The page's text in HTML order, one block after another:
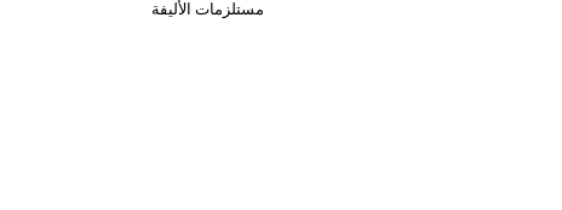
مستلزمات الأليفة